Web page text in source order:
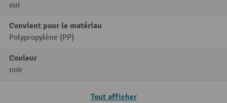
oui
Convient pour le matériau
Polypropylène (PP)
Couleur
noir
Tout afficher